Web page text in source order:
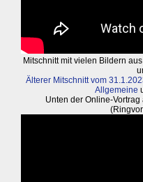
Mitschnitt mit vielen Bildern
Älterer Mitschnitt vom
Allgemeine
Unten der Online-